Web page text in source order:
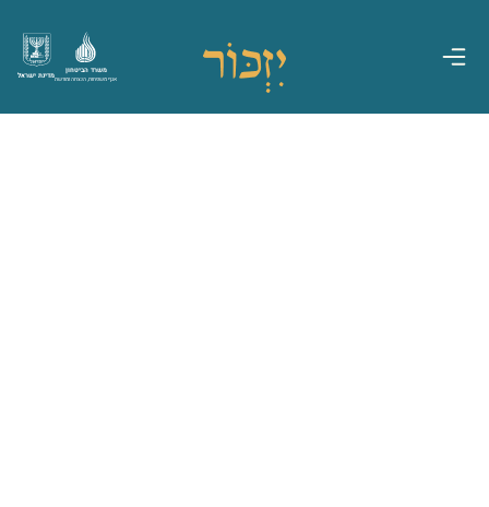
מדינת ישראל
משרד הביטחון
אגף משפחות, הנצחה ומורשת